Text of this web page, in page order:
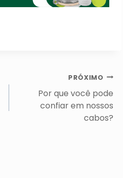
PRÓXIMO
Por que você pode
confiar em nossos
cabos?